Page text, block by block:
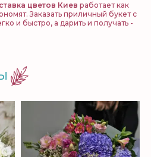
цветов Киев работает как
Заказать приличный букет с
и быстро, а дарить и получать -